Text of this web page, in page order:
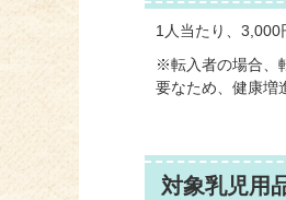
1人当たり、3,000
※転入者の場合、
要なため、健康増
対象乳児用